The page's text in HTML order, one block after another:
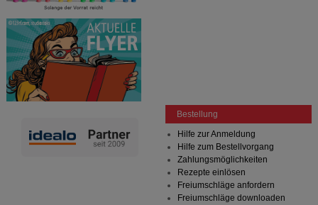
Bestellung
Hilfe zur Anmeldung
Hilfe zum Bestellvorgang
Zahlungsmöglichkeiten
Rezepte einlösen
Freiumschläge anfordern
Freiumschläge downloaden